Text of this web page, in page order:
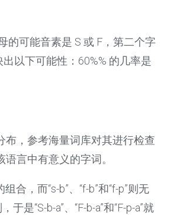
的可能音素是 S 或 F，第二个字
以下可能性：60%% 的几率是
布，参考海量词库对其进行检查
言中有意义的字词。
合，而“s-b”、“f-b”和“f-p”则无
是“S-b-a”、“F-b-a”和“F-p-a”就